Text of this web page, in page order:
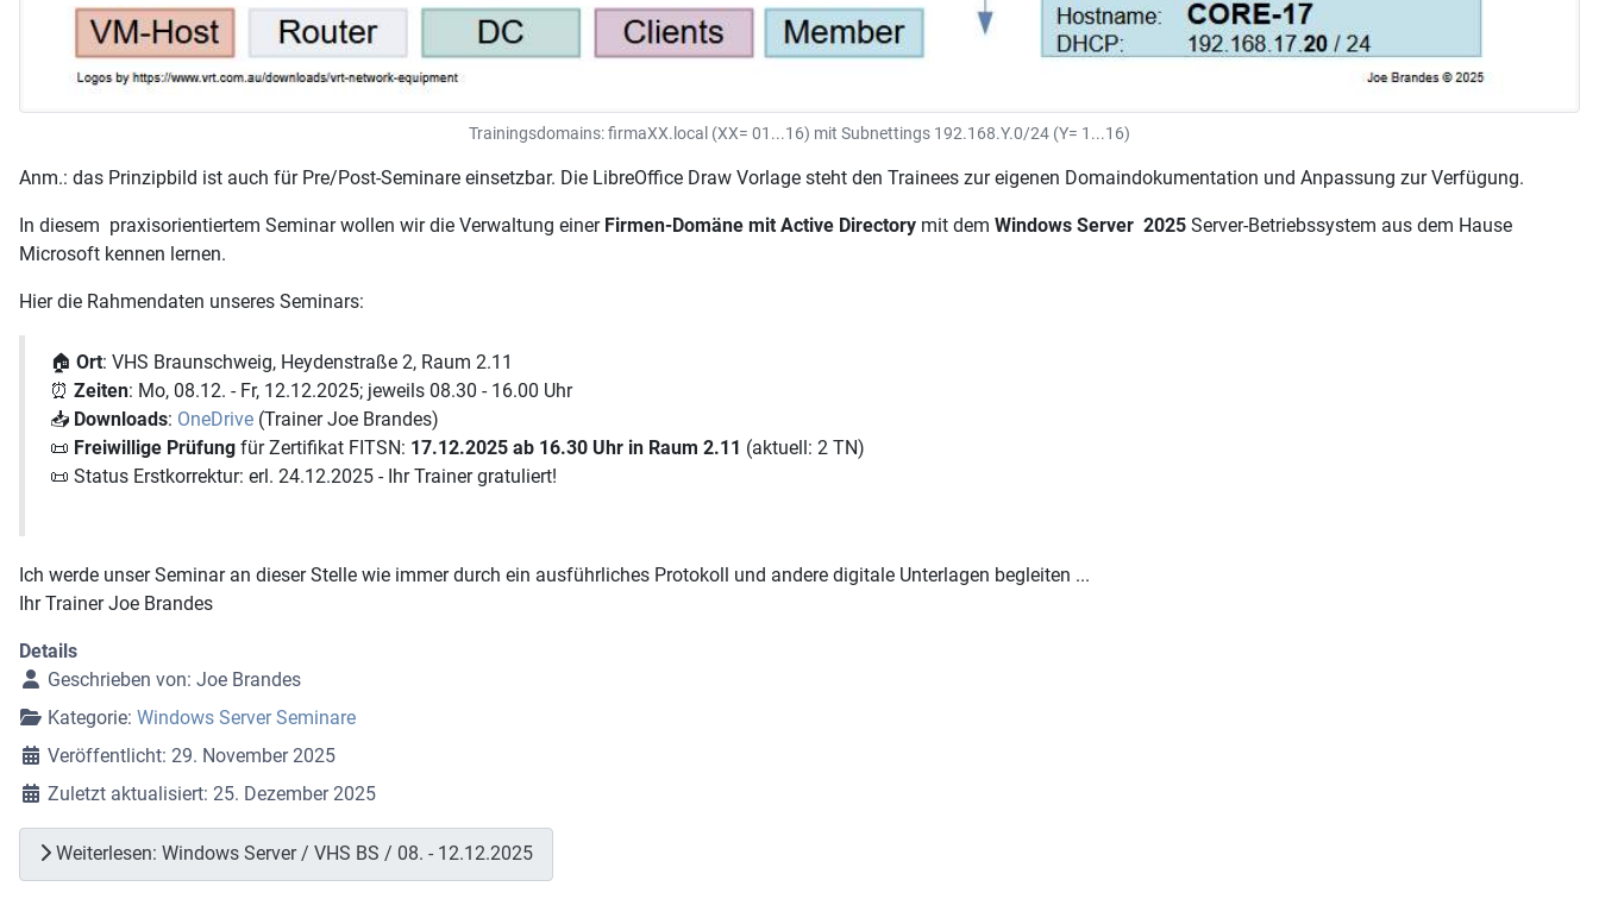
Trainingsdomains: firmaXX.local (XX= 01...16) mit Subnettings 192.168.Y.0/24 (Y= 1...16)
Anm.: das Prinzipbild ist auch für Pre/Post-Seminare einsetzbar. Die LibreOffice Draw Vorlage steht den Trainees zur eigenen Domaindokumentation und Anpassung zur Verfügung.
In diesem praxisorientiertem Seminar wollen wir die Verwaltung einer Firmen-Domäne mit Active Directory mit dem Windows Server 2025 Server-Betriebssystem aus dem Hause
Microsoft kennen lernen.
Hier die Rahmendaten unseres Seminars:
🏠 Ort: VHS Braunschweig, Heydenstraße 2, Raum 2.11
⏰ Zeiten: Mo, 08.12. - Fr, 12.12.2025; jeweils 08.30 - 16.00 Uhr
📥 Downloads: OneDrive (Trainer Joe Brandes)
📜 Freiwillige Prüfung für Zertifikat FITSN: 17.12.2025 ab 16.30 Uhr in Raum 2.11 (aktuell: 2 TN)
📜 Status Erstkorrektur: erl. 24.12.2025 - Ihr Trainer gratuliert!
Ich werde unser Seminar an dieser Stelle wie immer durch ein ausführliches Protokoll und andere digitale Unterlagen begleiten ...
Ihr Trainer Joe Brandes
Details
Geschrieben von: Joe Brandes
Kategorie: Windows Server Seminare
Veröffentlicht: 29. November 2025
Zuletzt aktualisiert: 25. Dezember 2025
Weiterlesen: Windows Server / VHS BS / 08. - 12.12.2025